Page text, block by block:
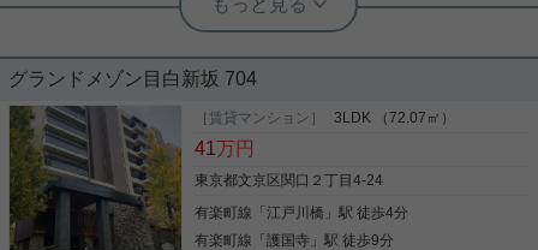
宅配ボックス 3沿線以上利用可 エアコ
「リーガランド江戸川橋」。浴室乾燥機が付いてい
るので、浴室を暖房機能で温めておくことで急激な
温度変化によるヒートショックの予防もできます。
知らない来訪者が玄関前まで来なくなり防犯対策に
業者の人に家の中を見られたくないという方でも、
宅配ボックスがあるので宅配業者の人に家の中を見
写真(9)
グランドメゾン目白新坂 704
［賃貸マンション］ 3LDK （72.07㎡）
41万円
東京都文京区関口２丁目4-24
有楽町線 「江戸川橋 」駅 徒歩4分
有楽町線 「護国寺 」駅 徒歩9分